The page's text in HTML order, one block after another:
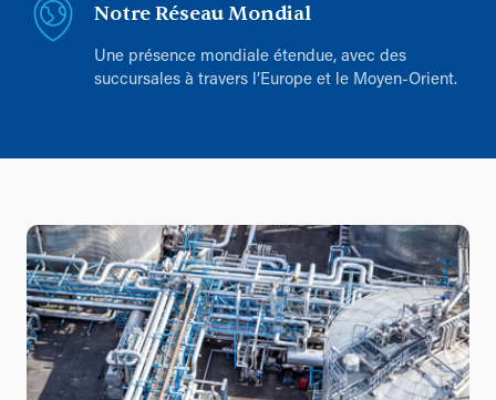
Notre Réseau Mondial
Une présence mondiale étendue, avec des
succursales à travers l’Europe et le Moyen-Orient.